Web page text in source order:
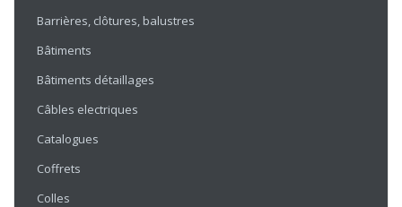
Barrières, clôtures, balustres
Bâtiments
Bâtiments détaillages
Câbles electriques
Catalogues
Coffrets
Colles